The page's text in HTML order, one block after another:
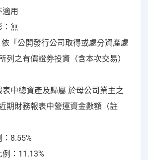
用
無
「公開發行公司取得或處分資產處
列之有價證券投資（含本次交易）
中總資產及歸屬 於母公司業主之
期財務報表中營運資金數額（註
8.55%
：11.13%